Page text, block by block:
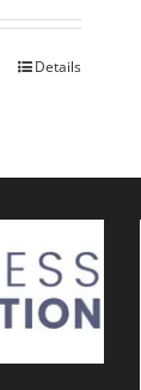
Details